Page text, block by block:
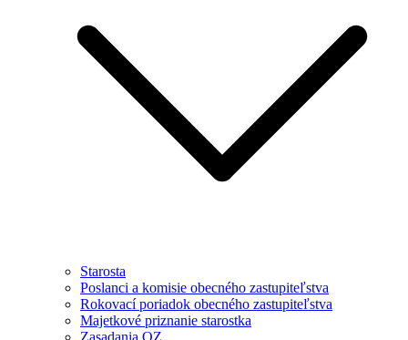
Starosta
Poslanci a komisie obecného zastupiteľstva
Rokovací poriadok obecného zastupiteľstva
Majetkové priznanie starostka
Zasadania OZ